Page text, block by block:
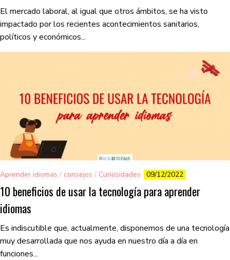
El mercado laboral, al igual que otros ámbitos, se ha visto
impactado por los recientes acontecimientos sanitarios,
políticos y económicos...
Aprender idiomas / consejos / Curiosidades 09/12/2022
10 beneficios de usar la tecnología para aprender
idiomas
Es indiscutible que, actualmente, disponemos de una tecnología
muy desarrollada que nos ayuda en nuestro día a día en
funciones...